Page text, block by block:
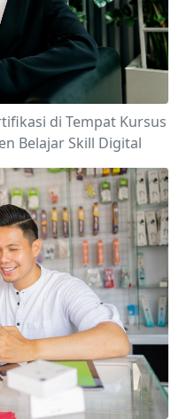
di Tempat Kursus
Belajar Skill Digital